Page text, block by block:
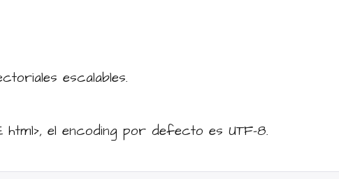
escalables.
html>, el encoding por defecto es UTF-8.